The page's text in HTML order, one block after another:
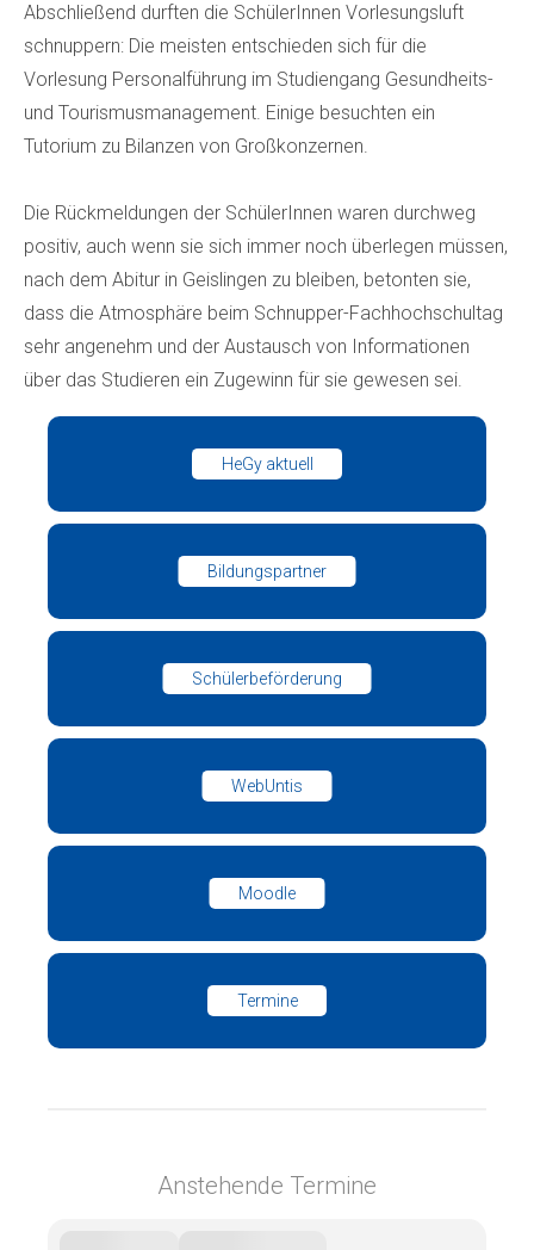
Abschließend durften die SchülerInnen Vorlesungsluft
schnuppern: Die meisten entschieden sich für die
Vorlesung Personalführung im Studiengang Gesundheits-
und Tourismusmanagement. Einige besuchten ein
Tutorium zu Bilanzen von Großkonzernen.
Die Rückmeldungen der SchülerInnen waren durchweg
positiv, auch wenn sie sich immer noch überlegen müssen,
nach dem Abitur in Geislingen zu bleiben, betonten sie,
dass die Atmosphäre beim Schnupper-Fachhochschultag
sehr angenehm und der Austausch von Informationen
über das Studieren ein Zugewinn für sie gewesen sei.
HeGy aktuell
Bildungspartner
Schülerbeförderung
WebUntis
Moodle
Termine
Anstehende Termine